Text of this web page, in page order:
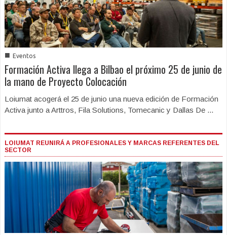
■ Eventos
Formación Activa llega a Bilbao el próximo 25 de junio de
la mano de Proyecto Colocación
Loiumat acogerá el 25 de junio una nueva edición de Formación
Activa junto a Arttros, Fila Solutions, Tomecanic y Dallas De ...
LOIUMAT REUNIRÁ A PROFESIONALES Y MARCAS REFERENTES DEL
SECTOR